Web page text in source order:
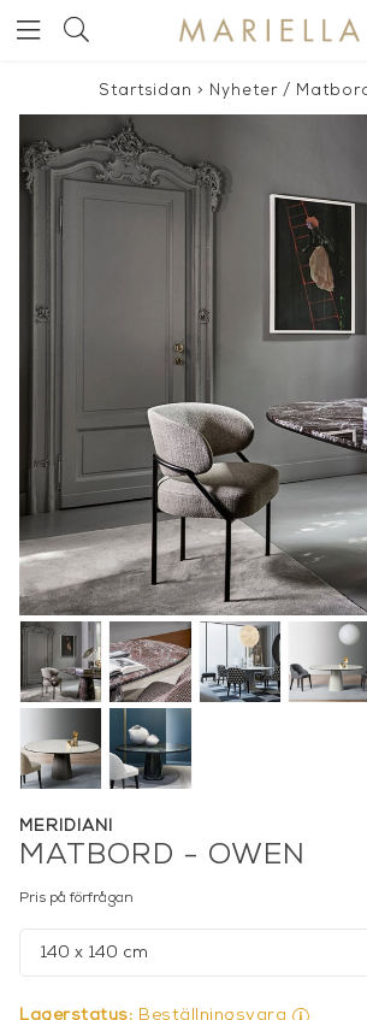
Startsidan > Nyheter/
MERIDIANI
MATBORD - OWEN
Pris på förfrågan
Lagerstatus: Beställningsvara